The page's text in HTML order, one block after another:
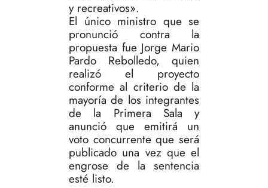
y recreativos».
El único ministro que se
pronunció contra la
propuesta fue Jorge Mario
Pardo Rebolledo, quien
realizó el proyecto
conforme al criterio de la
mayoría de los integrantes
de la Primera Sala y
anunció que emitirá un
voto concurrente que será
publicado una vez que el
engrose de la sentencia
esté listo.